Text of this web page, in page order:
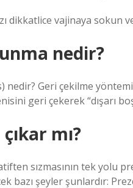
dikkatlice vajinaya sokun
nedir?
Geri çekilme
geri çekerek “dışarı
mı?
sızmasının tek yolu
bazı şeyler şunlardır: